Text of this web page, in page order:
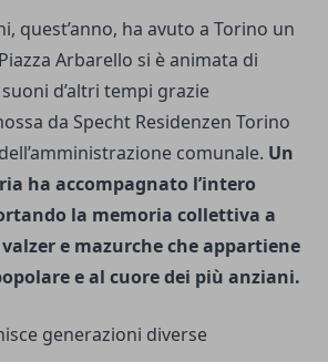
quest’anno, ha avuto a Torino un
Arbarello si è animata di
d’altri tempi grazie
da Specht Residenzen Torino
comunale. Un
ha accompagnato l’intero
la memoria collettiva a
e mazurche che appartiene
e al cuore dei più anziani.
generazioni diverse